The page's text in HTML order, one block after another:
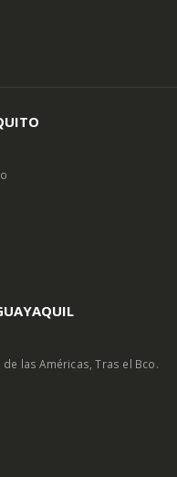
de las Américas, Tras el Bco.